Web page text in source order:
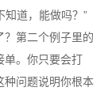
知道，能做吗？”
？第二个例子里的
单。你只要会打
种问题说明你根本